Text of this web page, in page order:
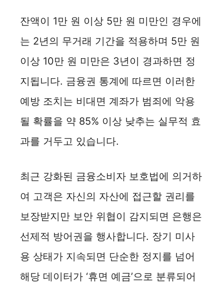
잔액이 1만 원 이상 5만 원 미만인 경우에
는 2년의 무거래 기간을 적용하며 5만 원
이상 10만 원 미만은 3년이 경과하면 정
지됩니다. 금융권 통계에 따르면 이러한
예방 조치는 비대면 계좌가 범죄에 악용
될 확률을 약 85% 이상 낮추는 실무적 효
과를 거두고 있습니다.
최근 강화된 금융소비자 보호법에 의거하
여 고객은 자신의 자산에 접근할 권리를
보장받지만 보안 위협이 감지되면 은행은
선제적 방어권을 행사합니다. 장기 미사
용 상태가 지속되면 단순한 정지를 넘어
해당 데이터가 ‘휴면 예금’으로 분류되어